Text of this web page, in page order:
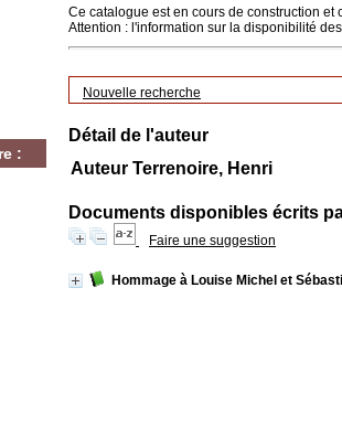
Ce catalogue est en cours de construction
Attention : l'information sur la disponibilité
Nouvelle recherche
Détail de l'auteur
Auteur Terrenoire, Henri
Documents disponibles écrits
Faire une suggestion
Hommage à Louise Michel et
: